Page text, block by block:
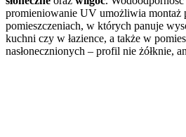
promieniowanie UV umożliwia montaż
pomieszczeniach, w których panuje
kuchni czy w łazience, a także w
nasłonecznionych – profil nie żółknie,